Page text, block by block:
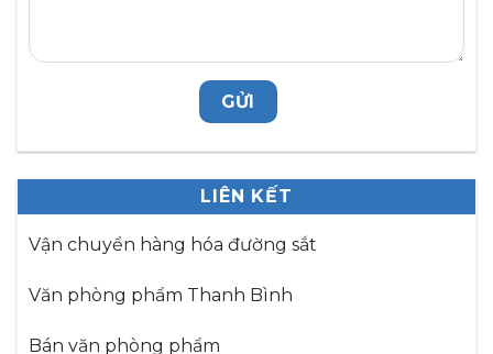
LIÊN KẾT
Vận chuyển hàng hóa đường sắt
Văn phòng phẩm Thanh Bình
Bán văn phòng phẩm